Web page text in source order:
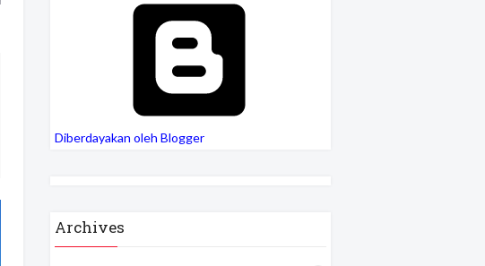
Diberdayakan oleh Blogger
Archives